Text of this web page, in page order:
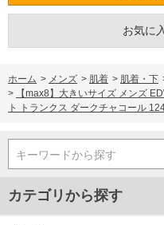
お気に
ホーム > メンズ > 肌着 > 肌着・下
>
【max8】大きいサイズ メンズ
ト トランクス ダークチャコール
キーワードから探す
カテゴリから探す